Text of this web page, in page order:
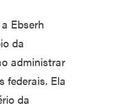
Ebserh
da
administrar
federais. Ela
da